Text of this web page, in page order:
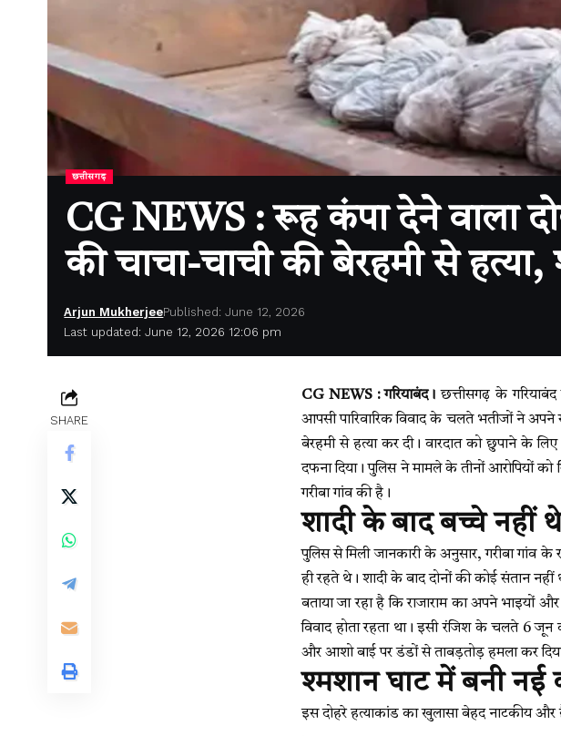
छत्तीसगढ़
CG NEWS : रूह कंपा देने वाला
की चाचा-चाची की बेरहमी से
Last updated: June 12, 2026 12:06 pm
Arjun MukherjeePublished: June 12, 2026
SHARE
CG NEWS : गरियाबंद। छत्तीसगढ़ के
आपसी पारिवारिक विवाद के चलते भतीजों ने
बेरहमी से हत्या कर दी। वारदात को छुपाने के
दफना दिया। पुलिस ने मामले के तीनों आरोपियों को
गरीबा गांव की है।
शादी के बाद बच्चे नहीं
पुलिस से मिली जानकारी के अनुसार, गरीबा गांव
ही रहते थे। शादी के बाद दोनों की कोई संतान नहीं
बताया जा रहा है कि राजाराम का अपने भाइयों
विवाद होता रहता था। इसी रंजिश के चलते 6
और आशो बाई पर डंडों से ताबड़तोड़ हमला कर
श्मशान घाट में बनी नई
इस दोहरे हत्याकांड का खुलासा बेहद नाटकीय